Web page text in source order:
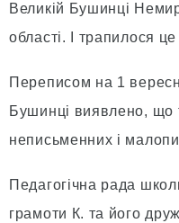
Великій Бушинці
області. І трапилося
Переписом на 1
Бушинці виявлено, що
неписьменних і
Педагогічна рада
грамоти К. та його